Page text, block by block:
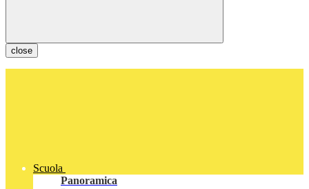
close
Scuola
Panoramica